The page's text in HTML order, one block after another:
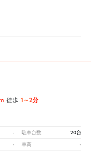
徒歩 1～2分
- 駐車台数 20台
- 車高 -